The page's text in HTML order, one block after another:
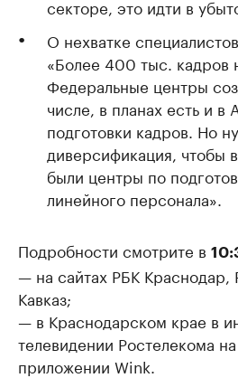
секторе, это идти в
О нехватке
«Более 400 тыс. кадров
Федеральные центры
числе, в планах есть и в
подготовки кадров. Но
диверсификация, чтобы
были центры по
линейного персонала».
Подробности смотрите в
— на сайтах РБК Краснодар,
Кавказ;
— в Краснодарском крае в
телевидении Ростелекома
приложении Wink.